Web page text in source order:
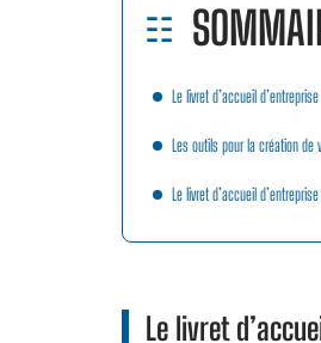
Le livret d’accueil
Les outils pour la création de
Le livret d’accueil
Le livret